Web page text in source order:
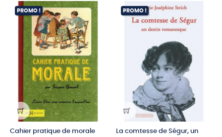
PROMO !
Cahier pratique de morale
PROMO !
La comtesse de Ségur, un